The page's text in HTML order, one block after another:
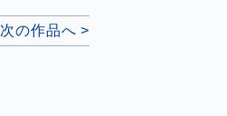
次の作品へ >